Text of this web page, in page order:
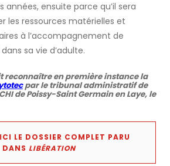
années, ensuite parce qu’il sera
les ressources matérielles et
à l’accompagnement de
sa vie d’adulte.
reconnaître en première instance la
par le tribunal administratif de
de Poissy-Saint Germain en Laye, le
LE DOSSIER COMPLET PARU
DANS LIBÉRATION